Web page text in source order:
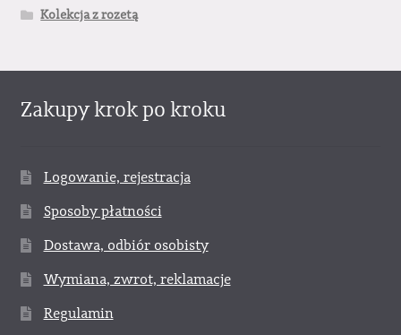
Kolekcja z rozetą
Zakupy krok po kroku
Logowanie, rejestracja
Sposoby płatności
Dostawa, odbiór osobisty
Wymiana, zwrot, reklamacje
Regulamin